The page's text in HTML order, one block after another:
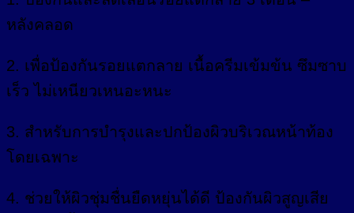
หลังคลอด
2. เพื่อป้องกันรอยแตกลาย เนื้อครีมเข้มข้น ซึมซาบ
เร็ว ไม่เหนียวเหนอะหนะ
3. สำหรับการบำรุงและปกป้องผิวบริเวณหน้าท้อง
โดยเฉพาะ
4. ช่วยให้ผิวชุ่มชื่นยืดหยุ่นได้ดี ป้องกันผิวสูญเสีย